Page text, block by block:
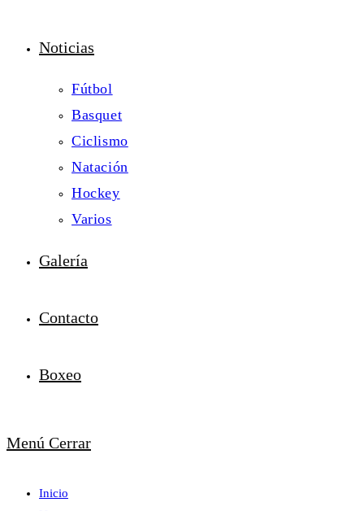
Noticias
Fútbol
Basquet
Ciclismo
Natación
Hockey
Varios
Galería
Contacto
Boxeo
Menú Cerrar
Inicio